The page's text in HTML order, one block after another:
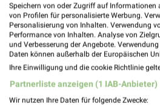
Aktuelle Angebote
Anzahl Prospekte: 4
Letztes Prospektupdate:
Speichern von oder Zugriff auf Informationen
von Profilen für personalisierte Werbung.
Personalisierung von Inhalten. Verwendung
Performance von Inhalten. Analyse von
und Verbesserung der Angebote.
Daten können außerhalb der Europäischen
Ihre Einwilligung und die cookie Richtlinie
Partnerliste anzeigen (1 IAB-Anbieter)
Wir nutzen Ihre Daten für folgende Zwecke: